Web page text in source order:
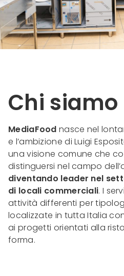
Chi siamo
MediaFood nasce nel
e l’ambizione di Luigi
una visione comune che
distinguersi nel campo
diventando leader nel
di locali commerciali. I
attività differenti per
localizzate in tutta Italia
ai progetti orientati alla
forma.